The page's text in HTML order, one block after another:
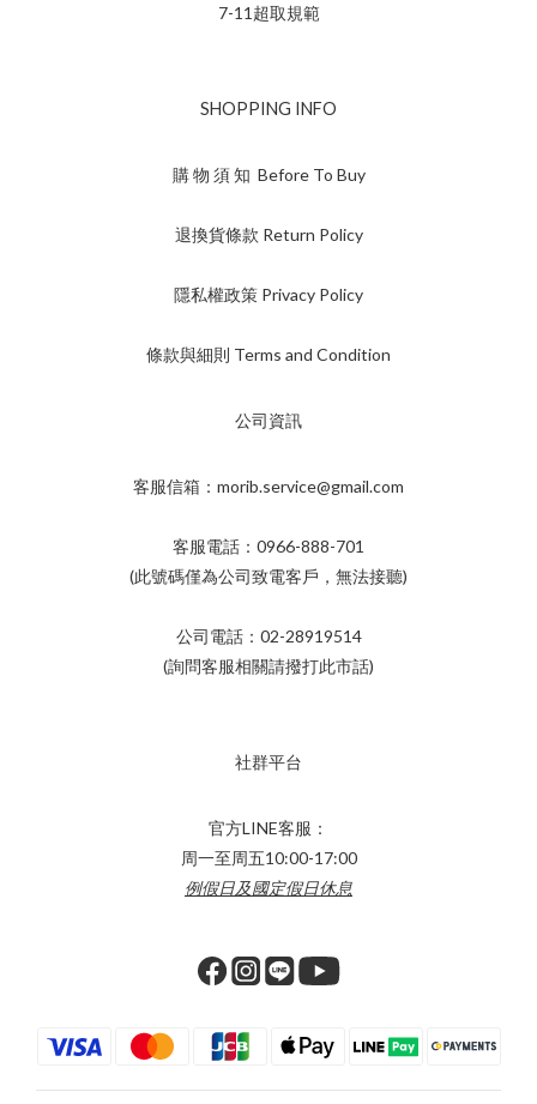
7-11超取規範
SHOPPING INFO
購 物 須 知 Before To Buy
退換貨條款 Return Policy
隱私權政策 Privacy Policy
條款與細則 Terms and Condition
公司資訊
客服信箱：morib.service@gmail.com
客服電話：0966-888-701
(此號碼僅為公司致電客戶，無法接聽)
公司電話：02-28919514
(詢問客服相關請撥打此市話)
社群平台
官方LINE客服：
周一至周五10:00-17:00
例假日及國定假日休息